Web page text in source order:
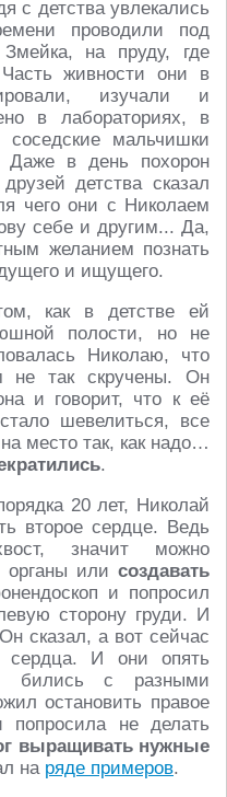
с детства увлекались
проводили под
на пруду, где
живности они в
изучали и
в лабораториях, в
соседские мальчишки
Даже в день похорон
детства сказал
чего они с Николаем
себе и другим... Да,
желанием познать
и ищущего.
как в детстве ей
полости, но не
Николаю, что
не так скручены. Он
и говорит, что к её
шевелиться, все
место так, как надо…
.
20 лет, Николай
второе сердце. Ведь
значит можно
органы или создавать
и попросил
сторону груди. И
сказал, а вот сейчас
сердца. И они опять
бились с разными
остановить правое
не делать
выращивать нужные
на ряде примеров.